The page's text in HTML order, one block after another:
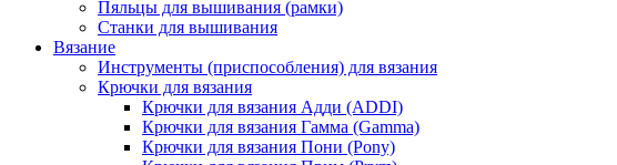
Пяльцы для вышивания (рамки)
Станки для вышивания
Вязание
Инструменты (приспособления) для вязания
Крючки для вязания
Крючки для вязания Адди (ADDI)
Крючки для вязания Гамма (Gamma)
Крючки для вязания Пони (Pony)